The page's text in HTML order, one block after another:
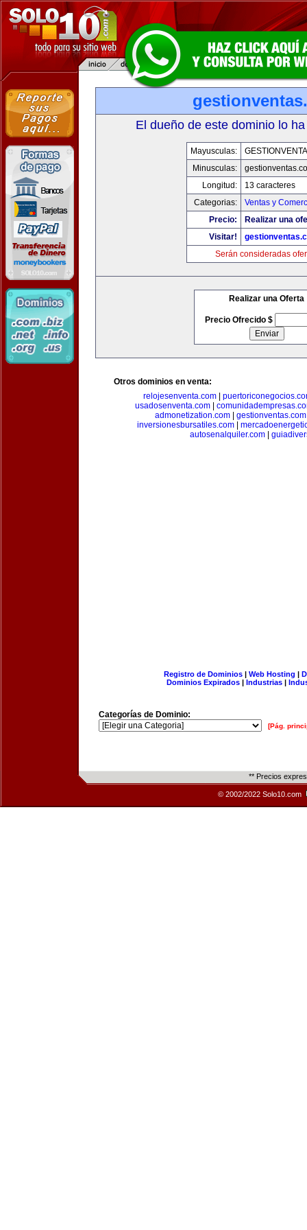
El dueño de este dominio lo
Mayusculas:
Minusculas:
Longitud:
13 caracteres
Categorias:
Ventas y
Precio:
Realizar una
Visitar!
Serán consideradas
Realizar una Oferta
Precio Ofrecido $
Otros dominios en venta:
relojesenventa.com|
usadosenventa.com|
admonetization.com| gestionventas.com
inversionesbursatiles.com|
autosenalquiler.com|
Registro de Dominios| Web Hosting |
Dominios Expirados | Industrias |
Categorías de Dominio:
[Pág.
** Precios
© 2002/2022 Solo10.com